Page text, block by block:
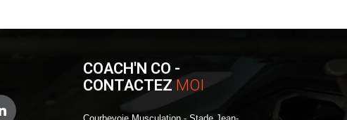
COACH'N CO -
CONTACTEZMOI